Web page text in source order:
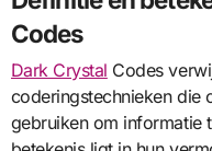
Codes
Dark Crystal Codes
coderingstechnieken die
gebruiken om informatie